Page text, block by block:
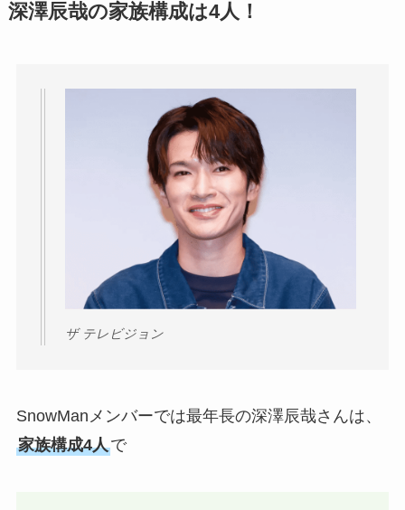
深澤辰哉の家族構成は4人！
ザ テレビジョン
SnowManメンバーでは最年長の深澤辰哉さんは、
家族構成4人で